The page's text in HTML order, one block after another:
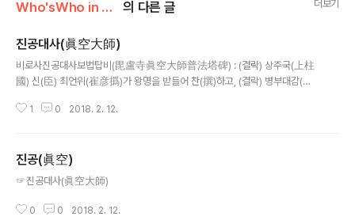
Who'sWho in Ancient Korea 의 다른 글 더보기
진공대사(眞空大師)
비로사진공대사보법탑비(毘盧寺眞空大師普法塔碑) : (결락) 상주국(上柱
國) 신(臣) 최언위(崔彦撝)가 왕명을 받들어 찬(撰)하고, (결락) 병부대감(兵
는 교서에 의하여 비문을 쓰다.(결락) 그러나 니원(泥洹)이 너무 빠르고, 용화
고, 설산(雪山)은 더욱 멀며 또한 험로(險路)이다. 그러므로 불교(佛敎)가 인
도에서 발상한지 이미 오래되었으나, 가담(伽譚)이 동토(東土)로 전래되지 못
교사(南郊祀) 곁에 묻어 두..
1 0 2018. 2. 12.
진공(眞空)
☞진공대사(眞空大師)
0 0 2018. 2. 12.